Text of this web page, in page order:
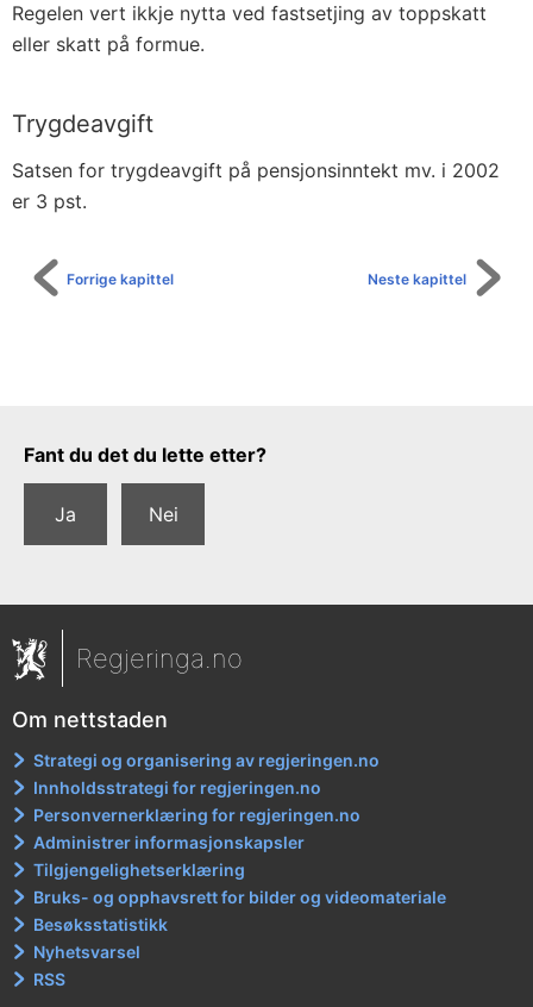
Regelen vert ikkje nytta ved fastsetjing av toppskatt
eller skatt på formue.
Trygdeavgift
Satsen for trygdeavgift på pensjonsinntekt mv. i 2002
er 3 pst.
Neste kapittel
Forrige kapittel
Tilbakemeldingsskjema
Fant du det du lette etter?
Ja Nei
Regjeringa.no
Om nettstaden
Strategi og organisering av regjeringen.no
Innholdsstrategi for regjeringen.no
Personvernerklæring for regjeringen.no
Administrer informasjonskapsler
Tilgjengelighetserklæring
Bruks- og opphavsrett for bilder og videomateriale
Besøksstatistikk
Nyhetsvarsel
RSS